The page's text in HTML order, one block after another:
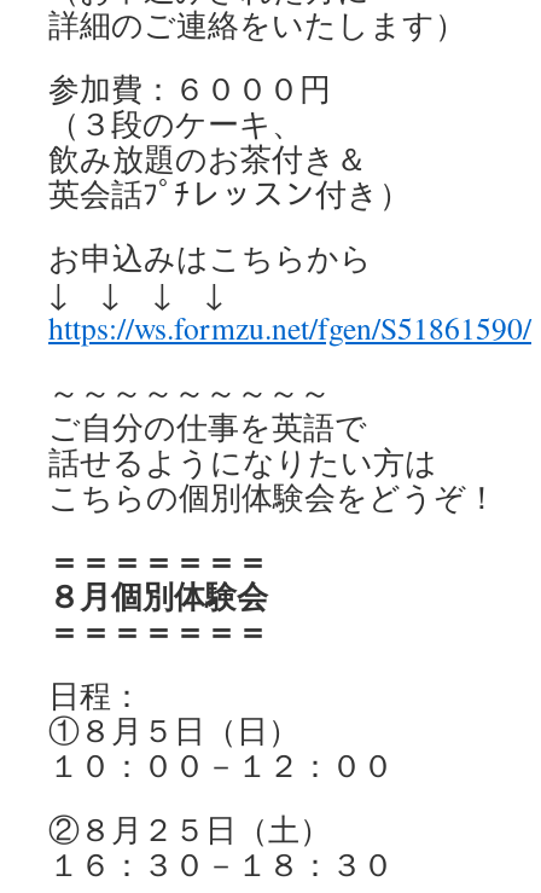
詳細のご連絡をいたします）
参加費：６０００円
（３段のケーキ、
飲み放題のお茶付き＆
英会話ﾌﾟﾁレッスン付き）
お申込みはこちらから
↓ ↓ ↓ ↓
https://ws.formzu.net/fgen/S51861590/
～～～～～～～～～
ご自分の仕事を英語で
話せるようになりたい方は
こちらの個別体験会をどうぞ！
＝＝＝＝＝＝＝
８月個別体験会
＝＝＝＝＝＝＝
日程：
①８月５日（日）
１０：００－１２：００
②８月２５日（土）
１６：３０－１８：３０